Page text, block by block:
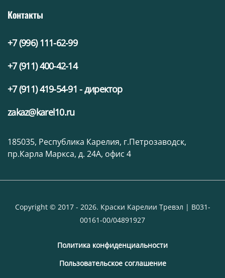
Контакты
+7 (996) 111-62-99
+7 (911) 400-42-14
+7 (911) 419-54-91 - директор
zakaz@karel10.ru
185035, Республика Карелия, г.Петрозаводск,
пр.Карла Маркса, д. 24А, офис 4
Copyright © 2017 - 2026. Краски Карелии Тревэл | В031-
00161-00/04891927
Политика конфиденциальности
Пользовательское соглашение